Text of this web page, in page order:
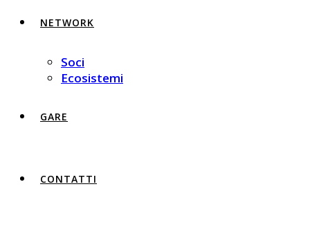
NETWORK
Soci
Ecosistemi
GARE
CONTATTI